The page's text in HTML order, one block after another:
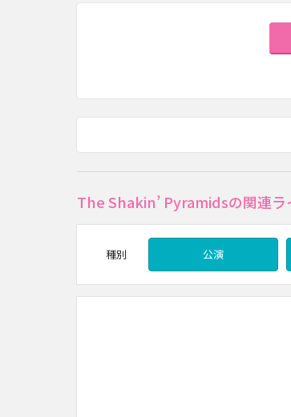
The Shakin’ Pyramidsの関連ラ
種別 公演